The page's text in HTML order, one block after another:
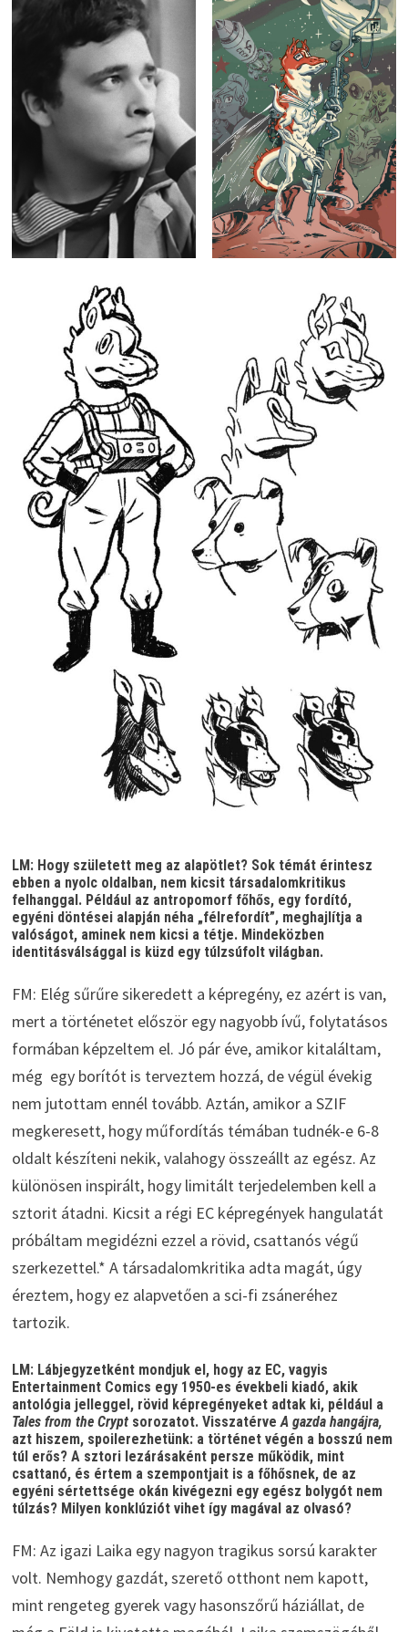
LM: Hogy született meg az alapötlet? Sok témát érintesz
ebben a nyolc oldalban, nem kicsit társadalomkritikus
felhanggal. Például az antropomorf főhős, egy fordító,
egyéni döntései alapján néha „félrefordít”, meghajlítja a
valóságot, aminek nem kicsi a tétje. Mindeközben
identitásválsággal is küzd egy túlzsúfolt világban.
FM: Elég sűrűre sikeredett a képregény, ez azért is van,
mert a történetet először egy nagyobb ívű, folytatásos
formában képzeltem el. Jó pár éve, amikor kitaláltam,
még egy borítót is terveztem hozzá, de végül évekig
nem jutottam ennél tovább. Aztán, amikor a SZIF
megkeresett, hogy műfordítás témában tudnék-e 6-8
oldalt készíteni nekik, valahogy összeállt az egész. Az
különösen inspirált, hogy limitált terjedelemben kell a
sztorit átadni. Kicsit a régi EC képregények hangulatát
próbáltam megidézni ezzel a rövid, csattanós végű
szerkezettel.* A társadalomkritika adta magát, úgy
éreztem, hogy ez alapvetően a sci-fi zsáneréhez
tartozik.
LM: Lábjegyzetként mondjuk el, hogy az EC, vagyis
Entertainment Comics egy 1950-es évekbeli kiadó, akik
antológia jelleggel, rövid képregényeket adtak ki, például a
Tales from the Crypt sorozatot. VisszatérveA gazda hangájra,
azt hiszem, spoilerezhetünk: a történet végén a bosszú nem
túl erős? A sztori lezárásaként persze működik, mint
csattanó, és értem a szempontjait is a főhősnek, de az
egyéni sértettsége okán kivégezni egy egész bolygót nem
túlzás? Milyen konklúziót vihet így magával az olvasó?
FM: Az igazi Laika egy nagyon tragikus sorsú karakter
volt. Nemhogy gazdát, szerető otthont nem kapott,
mint rengeteg gyerek vagy hasonszőrű háziállat, de